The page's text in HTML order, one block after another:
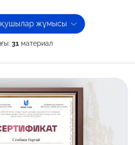
жұмысы
31 материал